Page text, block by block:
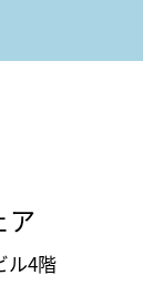
ア
ル4階